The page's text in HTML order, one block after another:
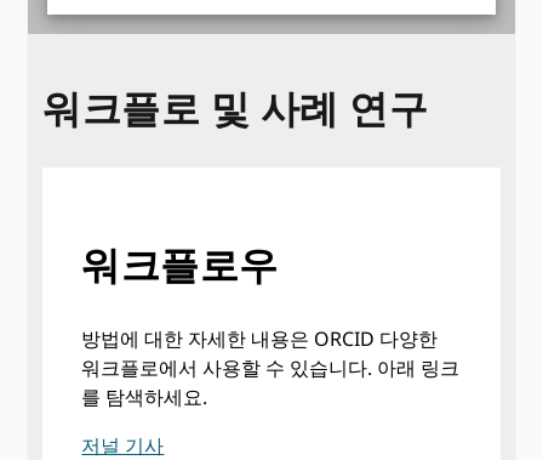
워크플로 및 사례 연구
워크플로우
방법에 대한 자세한 내용은 ORCID 다양한
워크플로에서 사용할 수 있습니다. 아래 링크
를 탐색하세요.
저널 기사